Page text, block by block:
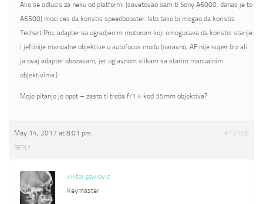
Ako se odlucis za neku od platformi (savetovao sam ti Sony A6000, danas je to
A6500) moci ces da koristis speedbooster. Isto tako bi mogao da koristis
Techart Pro, adapter sa ugradjenim motorom koji omogucava da koristis starije
i jeftinije manualne objektive u autofocus modu (naravno, AF nije super brz ali
ja ovaj adapter obozavam, jer uglavnom slikam sa starim manualnim
objektivima.)
Moje pitanje je opet – zasto ti treba f/1.4 kod 35mm objektiva?
May 14, 2017 at 8:01 pm #12108
REPLY
viktor pavlovic
Keymaster